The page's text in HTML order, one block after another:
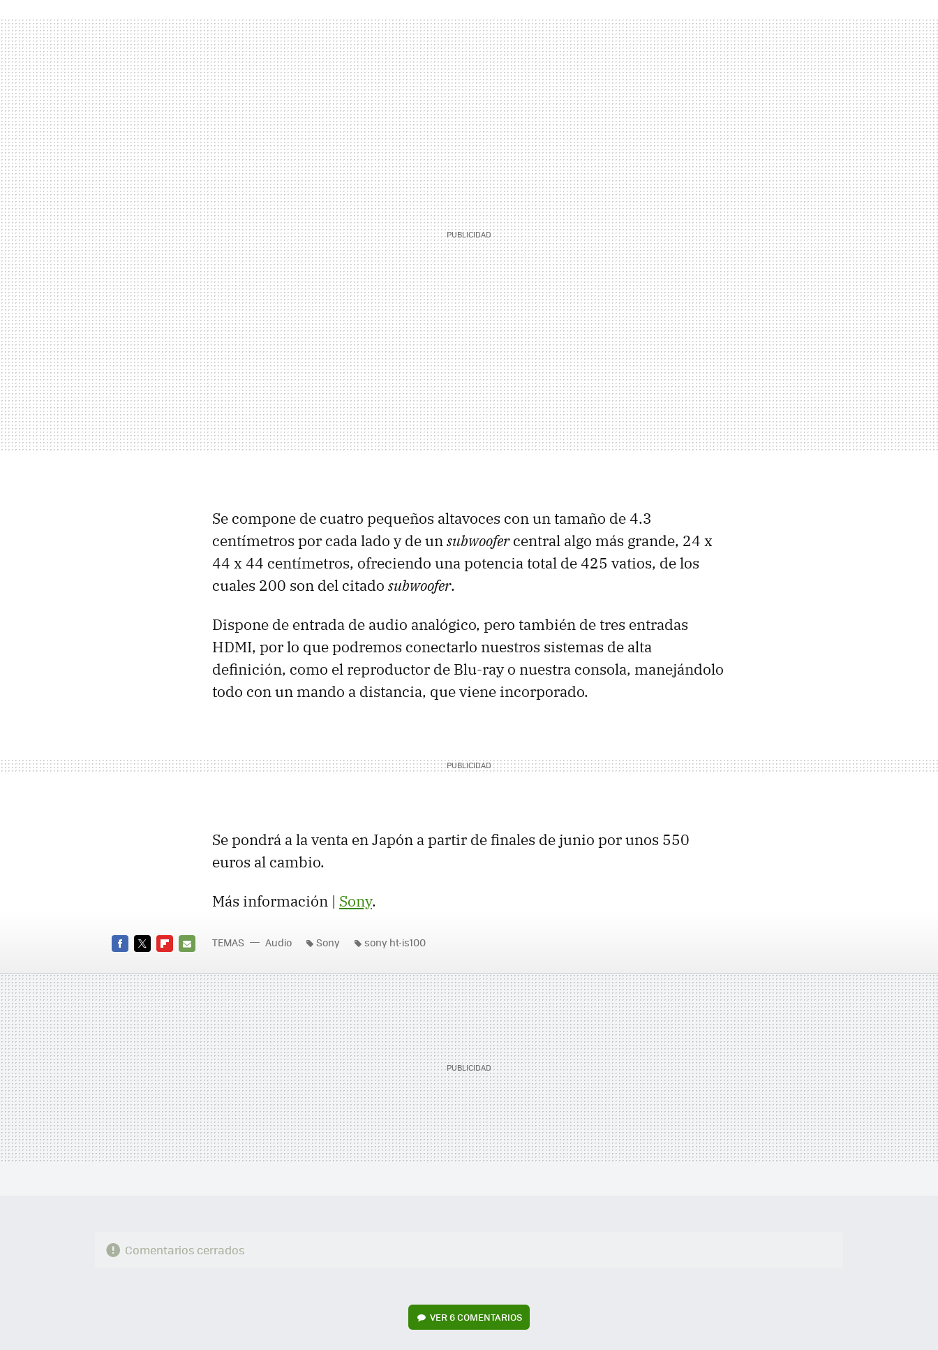
Se compone de cuatro pequeños altavoces con un tamaño de 4.3
centímetros por cada lado y de unsubwoofercentral algo más grande, 24 x
44 x 44 centímetros, ofreciendo una potencia total de 425 vatios, de los
cuales 200 son del citado subwoofer.
Dispone de entrada de audio analógico, pero también de tres entradas
HDMI, por lo que podremos conectarlo nuestros sistemas de alta
definición, como el reproductor de Blu-ray o nuestra consola, manejándolo
todo con un mando a distancia, que viene incorporado.
Se pondrá a la venta en Japón a partir de finales de junio por unos 550
euros al cambio.
Más información | Sony.
MAIL
TEMAS Audio Sony sony ht-is100
Comentarios cerrados
VER6 COMENTARIOS